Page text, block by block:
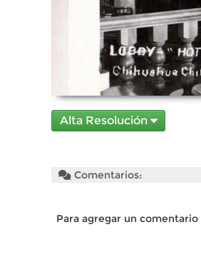
Alta Resolución
Comentarios:
Para agregar un comentario